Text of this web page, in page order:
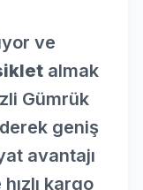
ve
almak
Gümrük
geniş
avantajı
kargo